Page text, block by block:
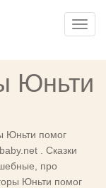
Юньти
Юньти помог
. Сказки
про
Юньти помог